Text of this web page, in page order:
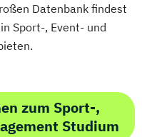
Datenbank findest
Sport-, Event- und
zum Sport-,
Studium